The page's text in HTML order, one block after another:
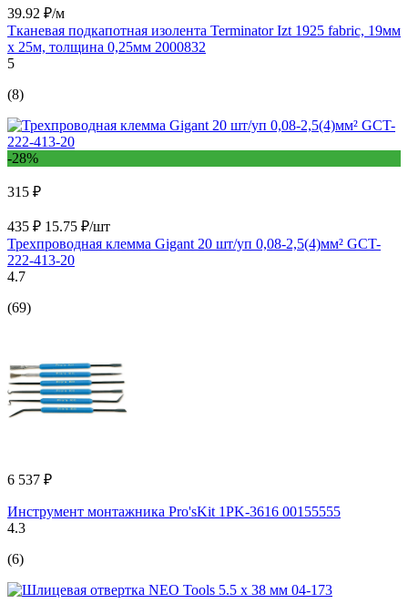
39.92 ₽/м
Тканевая подкапотная изолента Terminator Izt 1925 fabric, 19мм
х 25м, толщина 0,25мм 2000832
5
(8)
-28%
315 ₽
435 ₽ 15.75 ₽/шт
Трехпроводная клемма Gigant 20 шт/уп 0,08-2,5(4)мм² GCT-
222-413-20
4.7
(69)
6 537 ₽
Инструмент монтажника Pro'sKit 1PK-3616 00155555
4.3
(6)